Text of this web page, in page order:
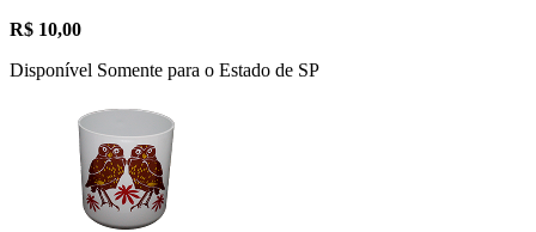
R$ 10,00
Disponível Somente para o Estado de SP